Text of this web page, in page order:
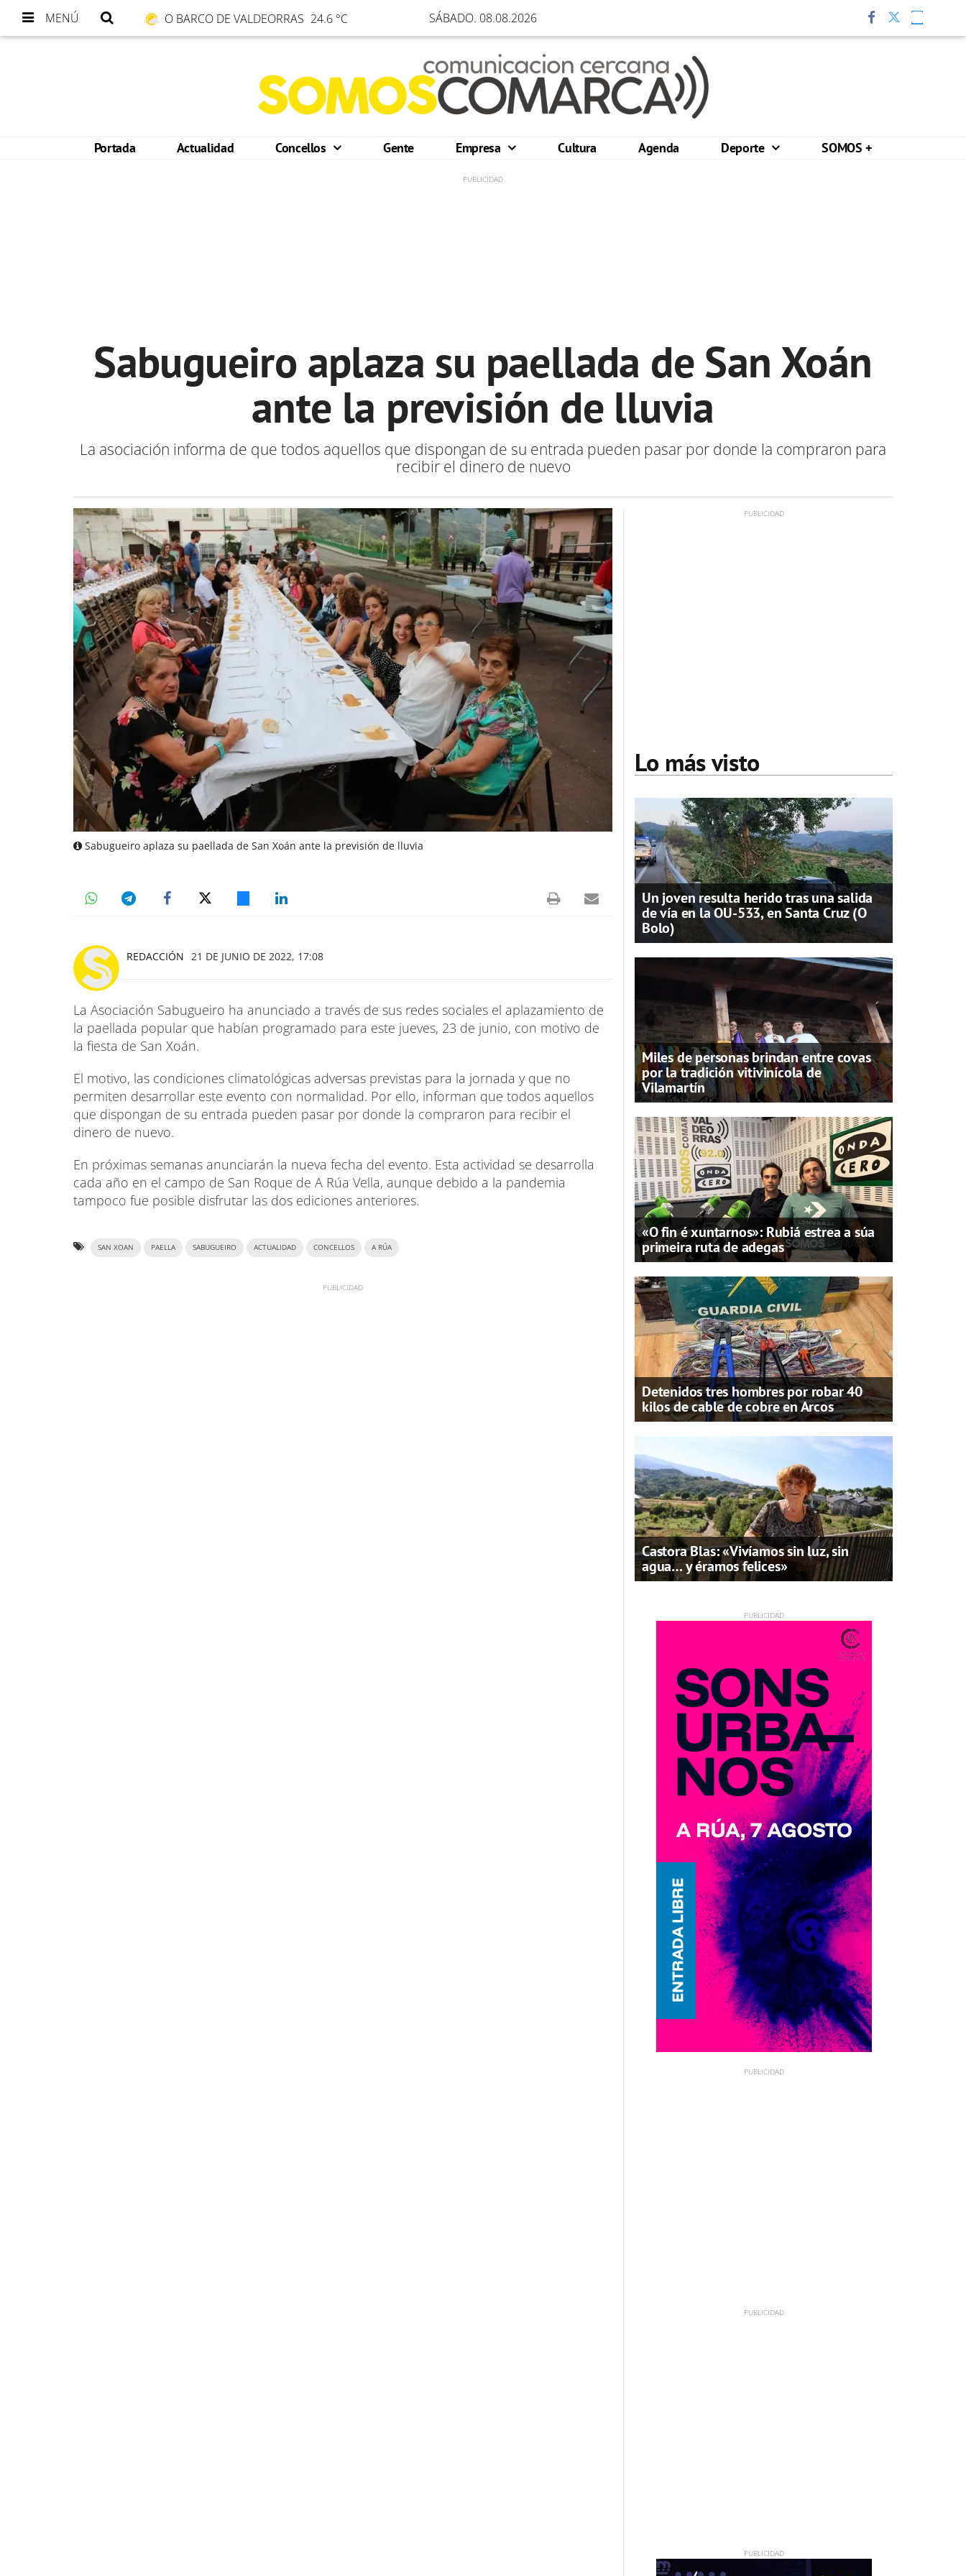
MENÚ O BARCO DE VALDEORRAS 24.6 °C SÁBADO. 08.08.2026
Portada Actualidad Concellos Gente Empresa Cultura Agenda Deporte SOMOS +
Sabugueiro aplaza su paellada de San Xoán
ante la previsión de lluvia
La asociación informa de que todos aquellos que dispongan de su entrada pueden pasar por donde la compraron para
recibir el dinero de nuevo
Sabugueiro aplaza su paellada de San Xoán ante la previsión de lluvia
REDACCIÓN 21 DE JUNIO DE 2022, 17:08
La Asociación Sabugueiro ha anunciado a través de sus redes sociales el aplazamiento de
la paellada popular que habían programado para este jueves, 23 de junio, con motivo de
la fiesta de San Xoán.
El motivo, las condiciones climatológicas adversas previstas para la jornada y que no
permiten desarrollar este evento con normalidad. Por ello, informan que todos aquellos
que dispongan de su entrada pueden pasar por donde la compraron para recibir el
dinero de nuevo.
En próximas semanas anunciarán la nueva fecha del evento. Esta actividad se desarrolla
cada año en el campo de San Roque de A Rúa Vella, aunque debido a la pandemia
tampoco fue posible disfrutar las dos ediciones anteriores.
SAN XOAN PAELLA SABUGUEIRO ACTUALIDAD CONCELLOS A RÚA
Lo más visto
Un joven resulta herido tras una salida
de vía en la OU-533, en Santa Cruz (O
Bolo)
Miles de personas brindan entre covas
por la tradición vitivinícola de
Vilamartín
«O fin é xuntarnos»: Rubiá estrea a súa
primeira ruta de adegas
Detenidos tres hombres por robar 40
kilos de cable de cobre en Arcos
Castora Blas: «Vivíamos sin luz, sin
agua… y éramos felices»